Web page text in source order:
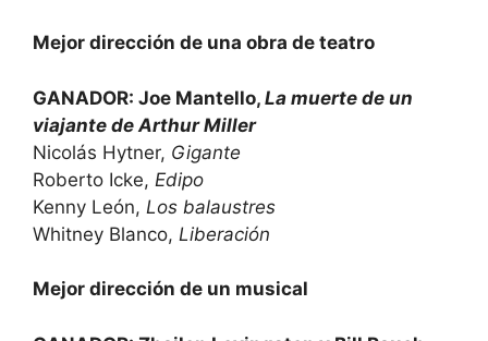
Mejor dirección de una obra de teatro
GANADOR: Joe Mantello, La muerte de un
viajante de Arthur Miller
Nicolás Hytner, Gigante
Roberto Icke, Edipo
Kenny León, Los balaustres
Whitney Blanco, Liberación
Mejor dirección de un musical